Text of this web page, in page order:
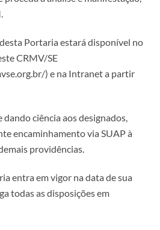
Portaria estará disponível no
CRMV/SE
) e na Intranet a partir
dando ciência aos designados,
encaminhamento via SUAP à
providências.
entra em vigor na data de sua
todas as disposições em